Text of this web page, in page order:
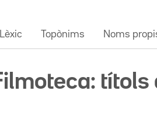
Lèxic Topònims Noms
títols